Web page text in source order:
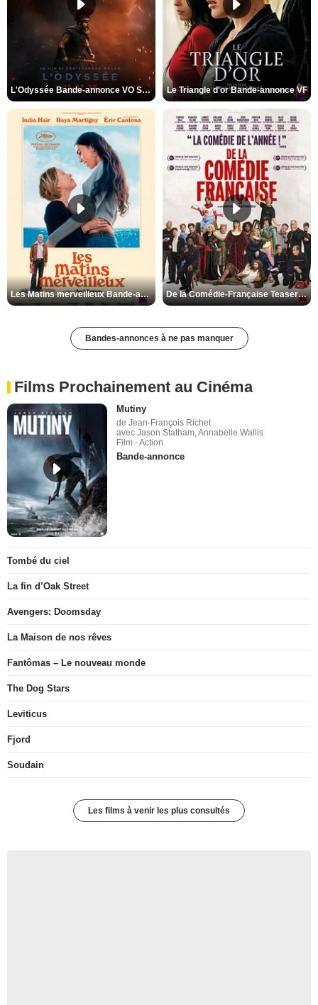
L'Odyssée Bande-annonce VO STFR Le Triangle d'or Bande-annonce VF
Les Matins merveilleux Bande-annonce VF De la Comédie-Française Teaser VF
Bandes-annonces à ne pas manquer
Films Prochainement au Cinéma
Mutiny
de Jean-François Richet
avec Jason Statham, Annabelle Wallis
Film - Action
Bande-annonce
Tombé du ciel
La fin d’Oak Street
Avengers: Doomsday
La Maison de nos rêves
Fantômas – Le nouveau monde
The Dog Stars
Leviticus
Fjord
Soudain
Les films à venir les plus consultés